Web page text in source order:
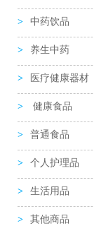
中药饮品
养生中药
医疗健康器材
健康食品
普通食品
个人护理品
生活用品
其他商品